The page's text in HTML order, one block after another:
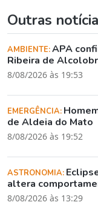
Outras
AMBIENTE:APA
Ribeira de
8/08/2026 às 19:53
EMERGÊNCIA:
de Aldeia do Mato
8/08/2026 às 19:52
ASTRONOMIA:
altera
8/08/2026 às 13:29